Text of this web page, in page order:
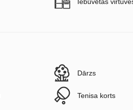
Dārzs
Tenisa korts